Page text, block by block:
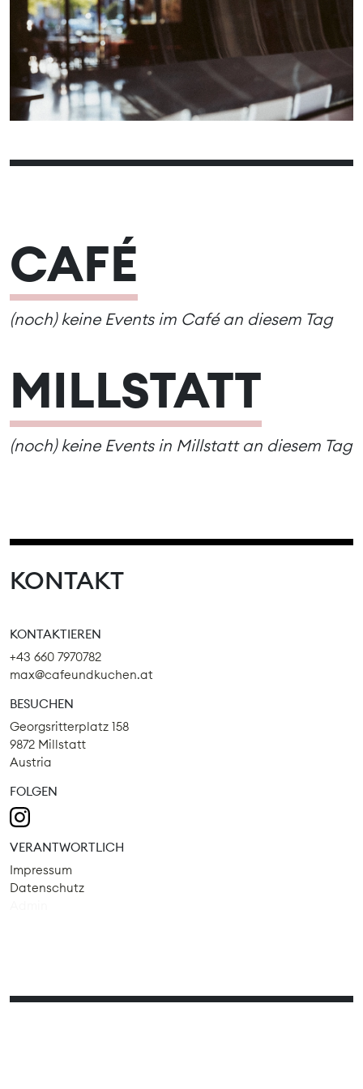
14
15 16 17 18 19
20
21
22 23 24 25 26
27
28
29 30
CAFÉ
(noch) keine Events im Café an diesem Tag
MILLSTATT
(noch) keine Events in Millstatt an diesem Tag
KONTAKT
KONTAKTIEREN
+43 660 7970782
max@cafeundkuchen.at
BESUCHEN
Georgsritterplatz 158
9872 Millstatt
Austria
FOLGEN
VERANTWORTLICH
Impressum
Datenschutz